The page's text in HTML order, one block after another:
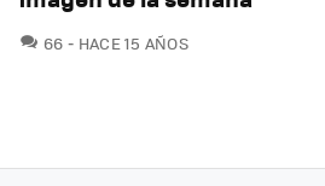
66 COMENTARIOS
HACE 15 AÑOS